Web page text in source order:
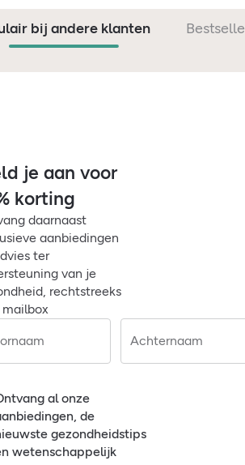
bij andere klanten
je aan voor
korting
daarnaast
aanbiedingen
ter
van je
rechtstreeks
mailbox
Achternaam
al onze
de
gezondheidstips
wetenschappelijk